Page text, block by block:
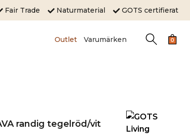
Fair Trade Naturmaterial GOTS certifierat
Outlet Varumärken 0
randig tegelröd/vit